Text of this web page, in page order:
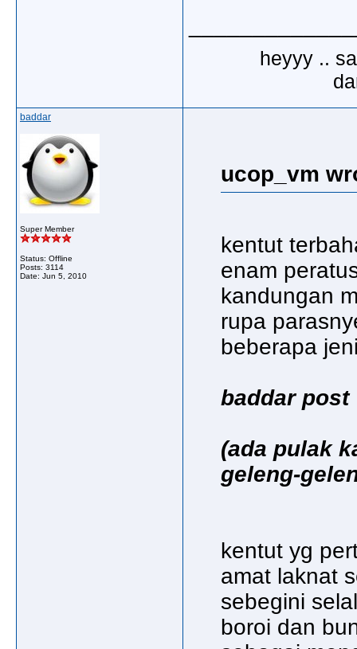
heyyy ..
baddar
Super Member
Status: Offline
Posts: 3114
Date: Jun 5, 2010
ucop_vm
kentut
enam
kandungan
rupa
beberapa
baddar post
(ada pulak
geleng-
kentut yg
amat laknat
sebegini
boroi dan